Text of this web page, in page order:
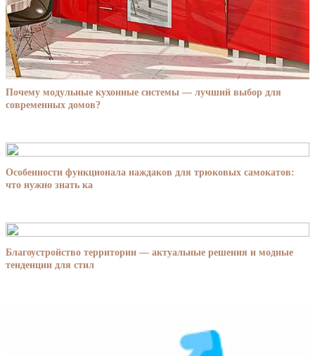
Почему модульные кухонные системы — лучший выбор для
современных домов?
Особенности функционала наждаков для трюковых самокатов:
что нужно знать ка
Благоустройство территории — актуальные решения и модные
тенденции для стил